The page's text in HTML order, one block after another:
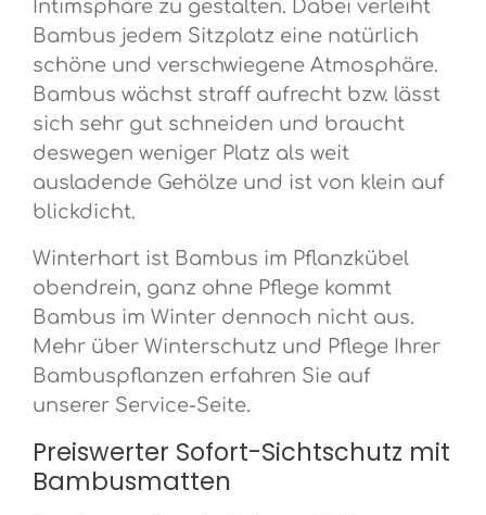
Intimsphäre zu gestalten. Dabei verleiht
Bambus jedem Sitzplatz eine natürlich
schöne und verschwiegene Atmosphäre.
Bambus wächst straff aufrecht bzw. lässt
sich sehr gut schneiden und braucht
deswegen weniger Platz als weit
ausladende Gehölze und ist von klein auf
blickdicht.
Winterhart ist Bambus im Pflanzkübel
obendrein, ganz ohne Pflege kommt
Bambus im Winter dennoch nicht aus.
Mehr über Winterschutz und Pflege Ihrer
Bambuspflanzen erfahren Sie auf
unserer Service-Seite.
Preiswerter Sofort-Sichtschutz mit
Bambusmatten